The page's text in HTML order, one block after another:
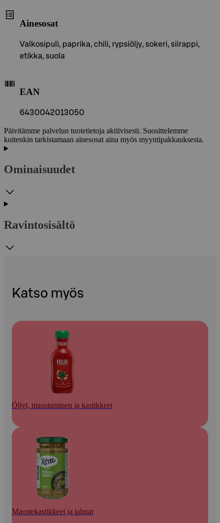
Ainesosat
Valkosipuli, paprika, chili, rypsiöljy, sokeri, siirappi,
etikka, suola
EAN
6430042013050
Päivitämme palvelun tuotetietoja aktiivisesti. Suosittelemme
kuitenkin tarkistamaan ainesosat aina myös myyntipakkauksesta.
Ominaisuudet
Ravintosisältö
Katso myös
Öljyt, maustaminen ja kastikkeet
Maustekastikkeet ja tahnat